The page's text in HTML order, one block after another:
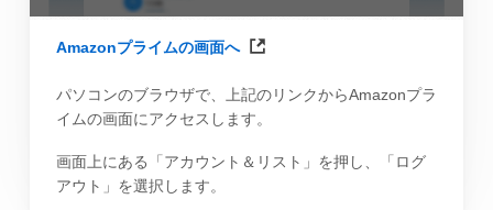
Amazonプライムの画面へ
パソコンのブラウザで、上記のリンクからAmazonプラ
イムの画面にアクセスします。
画面上にある「アカウント＆リスト」を押し、「ログ
アウト」を選択します。